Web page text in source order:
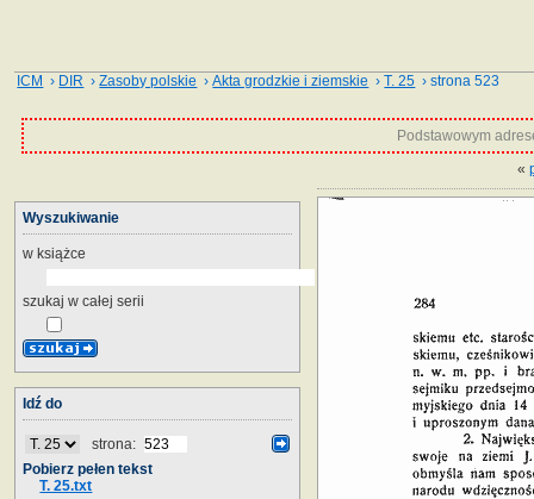
ICM › DIR ›Zasoby polskie ›Akta grodzkie i ziemskie ›T. 25 › strona 523
Podstawowym
«
Wyszukiwanie
w książce
szukaj w całej serii
Idź do
strona:
Pobierz pełen tekst
T. 25.txt